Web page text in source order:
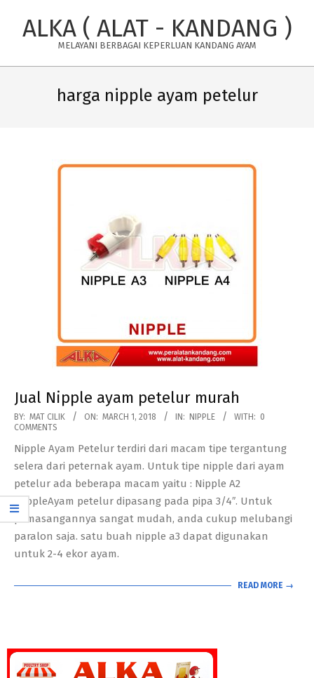
ALKA ( ALAT - KANDANG )
MELAYANI BERBAGAI KEPERLUAN KANDANG AYAM
harga nipple ayam petelur
Jual Nipple ayam petelur murah
2018-
03-
01
BY: MAT CILIK ON: MARCH 1, 2018 IN: NIPPLE WITH: 0
COMMENTS
Nipple Ayam Petelur terdiri dari macam tipe tergantung
selera dari peternak ayam. Untuk tipe nipple dari ayam
petelur ada beberapa macam yaitu : Nipple A2
:NippleAyam petelur dipasang pada pipa 3/4″. Untuk
pemasangannya sangat mudah, anda cukup melubangi
paralon saja. satu buah nipple a3 dapat digunakan
untuk 2-4 ekor ayam.
READ MORE →